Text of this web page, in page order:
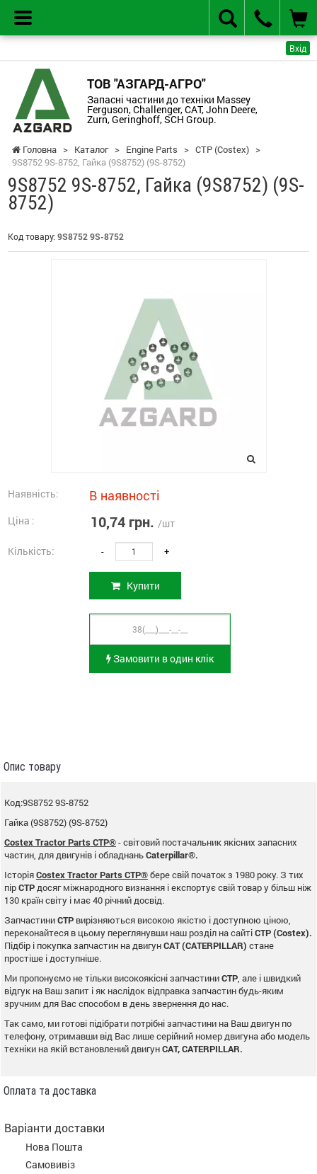
Вхід
ТОВ "АЗГАРД-АГРО"
Запасні частини до техніки Massey
Ferguson, Challenger, CAT, John Deere,
Zurn, Geringhoff, SCH Group.
Головна > Каталог > Engine Parts > CTP (Costex) >
9S8752 9S-8752, Гайка (9S8752) (9S-8752)
9S8752 9S-8752, Гайка (9S8752) (9S-
8752)
Код товару: 9S8752 9S-8752
Наявність: В наявності
Ціна : 10,74 грн. /шт
Кількість: - +
Купити
Замовити в один клік
Опис товару
Код:9S8752 9S-8752
Гайка (9S8752) (9S-8752)
Costex Tractor Parts CTP®- світовий постачальник якісних запасних
частин, для двигунів і обладнаньCaterpillar®.
ІсторіяCostex Tractor Parts CTP®бере свій початок з 1980 року. З тих
пірCTP досяг міжнародного визнання і експортує свій товар у більш ніж
130 країн світу і має 40 річний досвід.
ЗапчастиниCTP вирізняються високою якістю і доступною ціною,
переконайтеся в цьому переглянувши наш розділ на сайтіCTP (Costex).
Підбір і покупка запчастин на двигунCAT (CATERPILLAR) стане
простіше і доступніше.
Ми пропонуємо не тільки високоякісні запчастиниCTP , але і швидкий
відгук на Ваш запит і як наслідок відправка запчастин будь-яким
зручним для Вас способом в день звернення до нас.
Так само, ми готові підібрати потрібні запчастини на Ваш двигун по
телефону, отримавши від Вас лише серійний номер двигуна або модель
техніки на якій встановлений двигунCAT, CATERPILLAR.
Оплата та доставка
Варіанти доставки
Нова Пошта
Самовивіз